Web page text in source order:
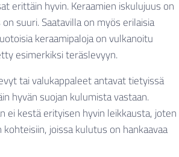
erittäin hyvin. Keraamien iskulujuus on
suuri. Saatavilla on myös erilaisia
keraamipaloja on vulkanoitu
esimerkiksi teräslevyyn.
tai valukappaleet antavat tietyissä
hyvän suojan kulumista vastaan.
ei kestä erityisen hyvin leikkausta, joten
joissa kulutus on hankaavaa